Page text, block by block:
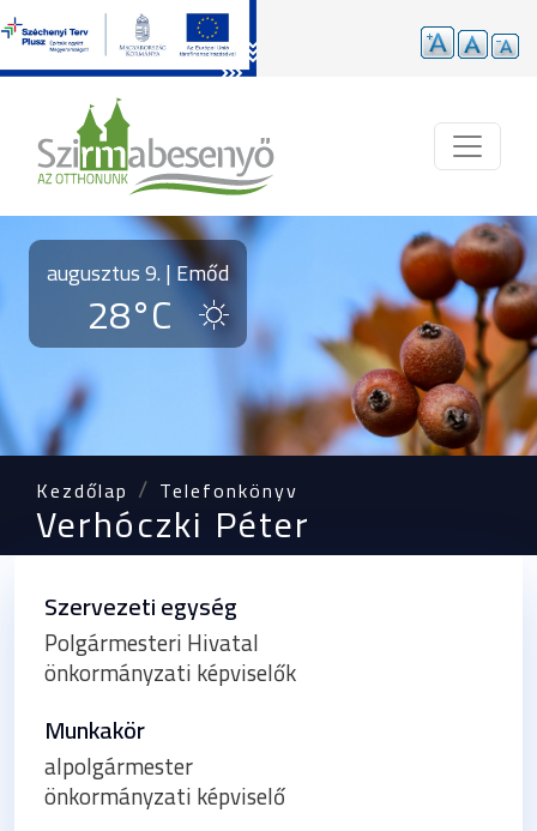
augusztus 9. | Emőd
28°C
Kezdőlap Telefonkönyv
Verhóczki Péter
Szervezeti egység
Polgármesteri Hivatal
önkormányzati képviselők
Munkakör
alpolgármester
önkormányzati képviselő